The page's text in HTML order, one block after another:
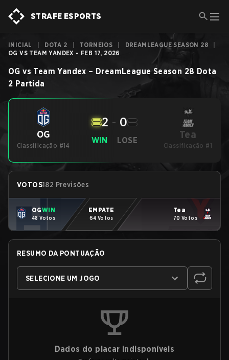
STRAFE ESPORTS
INICIAL DOTA 2 TORNEIOS DREAMLEAGUE SEASON 28
OG VS TEAM YANDEX - FEB 17, 2026
OG vs Team Yandex – DreamLeague Season 28 Dota
2 Partida
OG
Classificação #14
WIN
2 - 0
LOSE Tea
Classificação #1
VOTOS182 Previsões
OGWIN
48 Votos
EMPATE
64 Votos
Tea
70 Votos
RESUMO DA PONTUAÇÃO
SELECIONE UM JOGO
Dados do placar indisponíveis